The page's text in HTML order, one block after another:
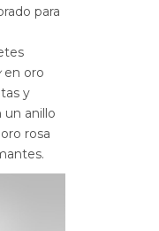
para
en oro
y
anillo
rosa